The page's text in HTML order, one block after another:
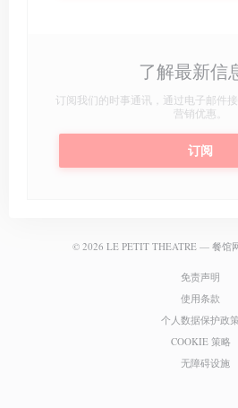
了解最新信
订阅我们的时事通讯，通过电子邮件
营销优惠。
订阅
© 2026 LE PETIT THEATRE — 餐馆
免责声明
使用条款
个人数据保护政策
COOKIE 策略((
无障碍设施((